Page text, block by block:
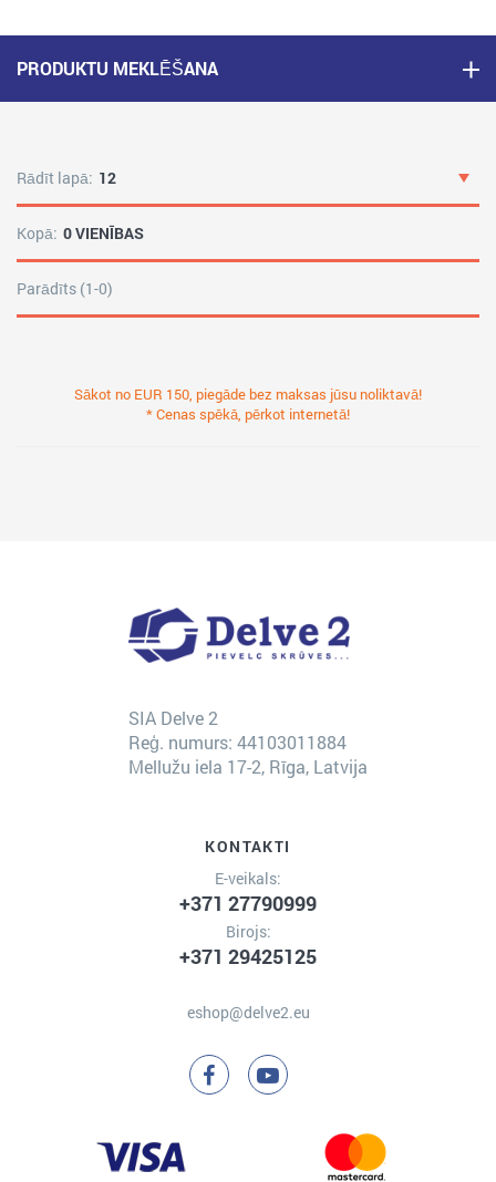
PRODUKTU MEKLĒŠANA
Rādīt lapā: 12
Kopā: 0 VIENĪBAS
Parādīts (1-0)
Sākot no EUR 150, piegāde bez maksas jūsu noliktavā!
* Cenas spēkā, pērkot internetā!
SIA Delve 2
Reģ. numurs: 44103011884
Mellužu iela 17-2, Rīga, Latvija
KONTAKTI
E-veikals:
+371 27790999
Birojs:
+371 29425125
eshop@delve2.eu